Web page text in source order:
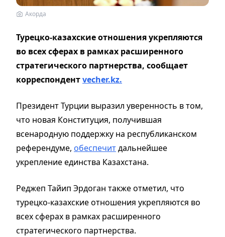
Акорда
Турецко-казахские отношения укрепляются
во всех сферах в рамках расширенного
стратегического партнерства, сообщает
корреспондентvecher.kz.
Президент Турции выразил уверенность в том,
что новая Конституция, получившая
всенародную поддержку на республиканском
референдуме, обеспечитдальнейшее
укрепление единства Казахстана.
Реджеп Тайип Эрдоган также отметил, что
турецко-казахские отношения укрепляются во
всех сферах в рамках расширенного
стратегического партнерства.